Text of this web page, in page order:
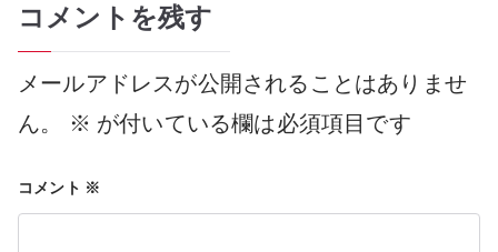
ナ
ビ
ゲ
コメントを残す
メールアドレスが公開されることはありませ
ん。
※ が付いている欄は必須項目です
コメント ※